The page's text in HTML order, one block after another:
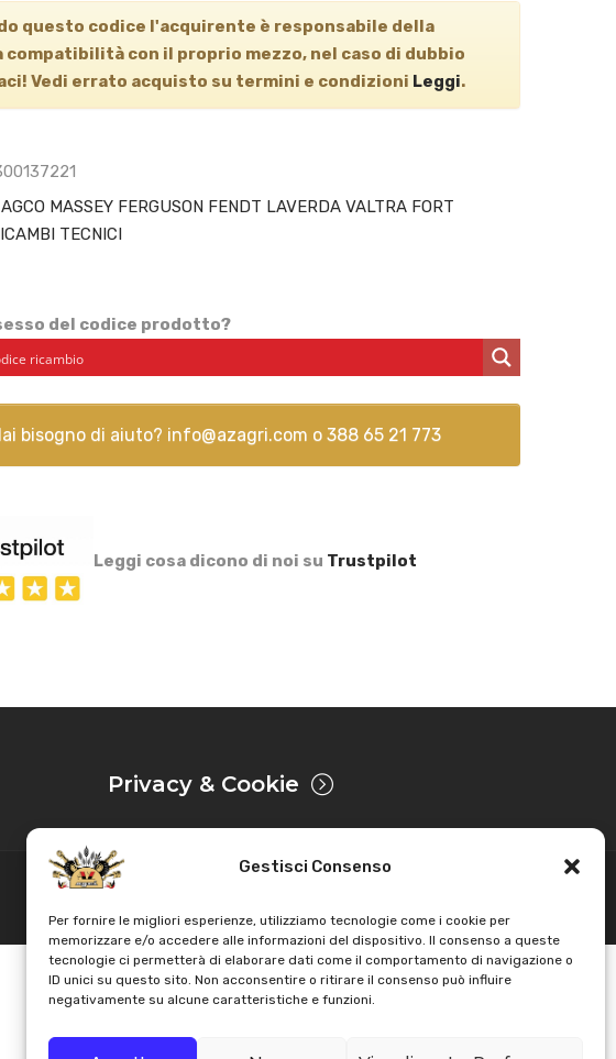
Gestisci Consenso
Per fornire le migliori esperienze, utilizziamo tecnologie come i cookie per
memorizzare e/o accedere alle informazioni del dispositivo. Il consenso a queste
tecnologie ci permetterà di elaborare dati come il comportamento di navigazione o
ID unici su questo sito. Non acconsentire o ritirare il consenso può influire
negativamente su alcune caratteristiche e funzioni.
questo codice l'acquirente è responsabile della
con il proprio mezzo, nel caso di dubbio
Vedi errato acquisto su termini e condizioni Leggi.
AGCO MASSEY FERGUSON FENDT LAVERDA VALTRA FORT
TECNICI
del codice prodotto?
bisogno di aiuto? info@azagri.com o 388 65 21 773
Leggi cosa dicono di noi su Trustpilot
Privacy & Cookie